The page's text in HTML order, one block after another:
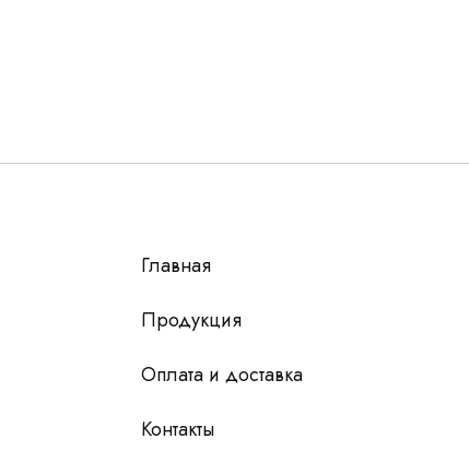
Остались вопросы
мы
Главная
Продукция
Оплата и доставка
Контакты